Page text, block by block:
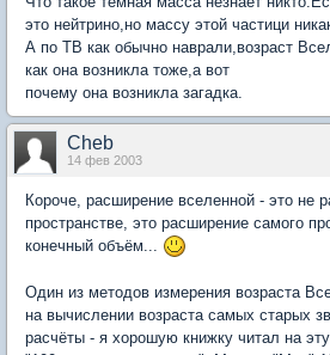
это нейтрино,но массу этой частици
А по ТВ как обычно наврали,возраст
как она возникла тоже,а вот
почему она возникла загадка.
Cheb
14 фев 2003
Короче, расширение вселенной - это не
пространстве, это расширение самого
конечный объём...
Один из методов измерения возраста
на вычислении возраста самых старых
расчёты - я хорошую книжку читал на